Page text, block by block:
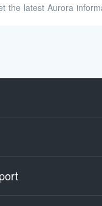
the latest Aurora